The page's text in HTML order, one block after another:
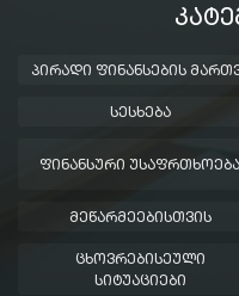
ᲞᲘᲠᲐᲓᲘ ᲤᲘᲜᲐᲜᲡᲔᲑᲘᲡ
ᲡᲔᲡᲮᲔᲑᲐ
ᲤᲘᲜᲐᲜᲡᲣᲠᲘ ᲣᲡᲐᲤᲠᲗᲮᲝᲔᲑᲐ
ᲛᲔᲬᲐᲠᲛᲔᲔᲑᲘᲡᲗᲕᲘᲡ
ᲪᲮᲝᲕᲠᲔᲑᲘᲡᲔᲣᲚᲘ
ᲡᲘᲢᲣᲐᲪᲘᲔᲑᲘ